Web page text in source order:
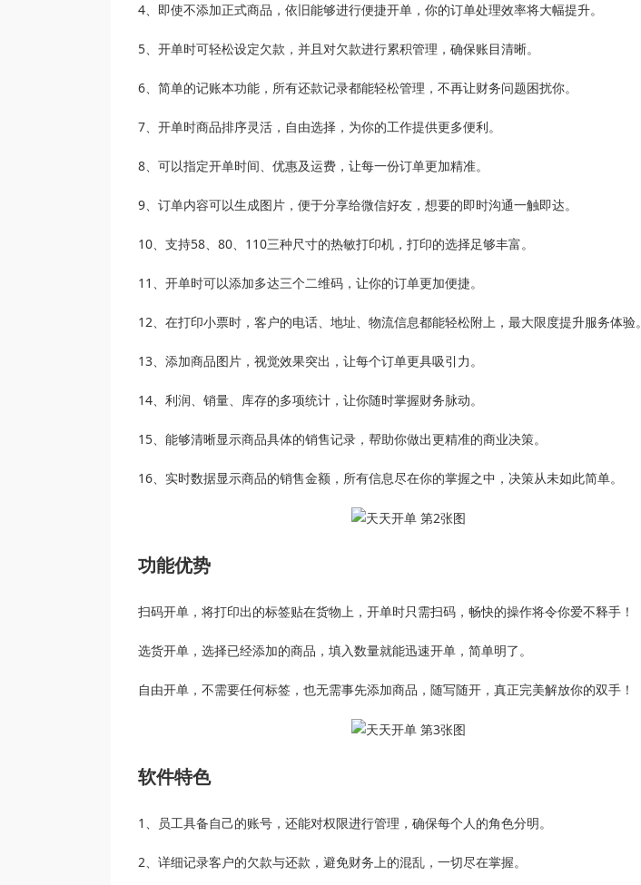
4、即使不添加正式商品，依旧能够进行便捷开单，你的订单处理效率将大幅提升。
5、开单时可轻松设定欠款，并且对欠款进行累积管理，确保账目清晰。
6、简单的记账本功能，所有还款记录都能轻松管理，不再让财务问题困扰你。
7、开单时商品排序灵活，自由选择，为你的工作提供更多便利。
8、可以指定开单时间、优惠及运费，让每一份订单更加精准。
9、订单内容可以生成图片，便于分享给微信好友，想要的即时沟通一触即达。
10、支持58、80、110三种尺寸的热敏打印机，打印的选择足够丰富。
11、开单时可以添加多达三个二维码，让你的订单更加便捷。
12、在打印小票时，客户的电话、地址、物流信息都能轻松附上，最大限度提升服务体验。
13、添加商品图片，视觉效果突出，让每个订单更具吸引力。
14、利润、销量、库存的多项统计，让你随时掌握财务脉动。
15、能够清晰显示商品具体的销售记录，帮助你做出更精准的商业决策。
16、实时数据显示商品的销售金额，所有信息尽在你的掌握之中，决策从未如此简单。
功能优势
扫码开单，将打印出的标签贴在货物上，开单时只需扫码，畅快的操作将令你爱不释手！
选货开单，选择已经添加的商品，填入数量就能迅速开单，简单明了。
自由开单，不需要任何标签，也无需事先添加商品，随写随开，真正完美解放你的双手！
软件特色
1、员工具备自己的账号，还能对权限进行管理，确保每个人的角色分明。
2、详细记录客户的欠款与还款，避免财务上的混乱，一切尽在掌握。